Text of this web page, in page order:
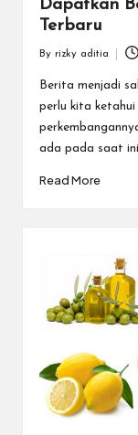
Dapatkan
Terbaru
by
By rizky aditia
Berita menjadi
perlu kita
ada pada saat
Read More